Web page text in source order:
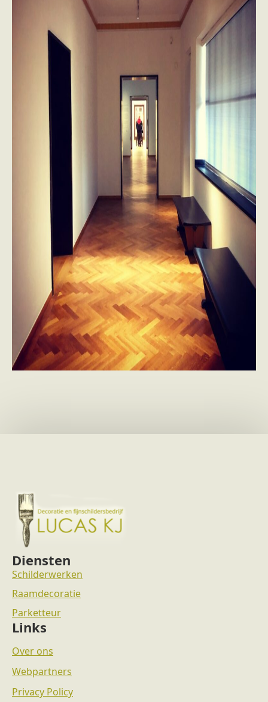
Diensten
Schilderwerken
Raamdecoratie
Parketteur
Links
Over ons
Webpartners
Privacy Policy